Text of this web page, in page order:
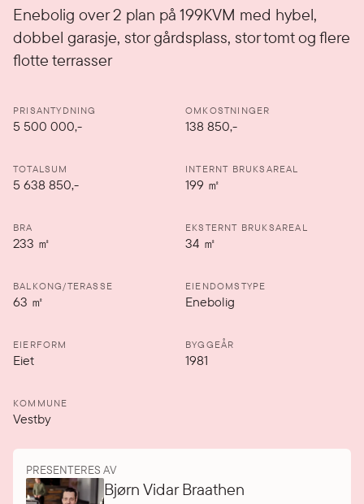
Enebolig over 2 plan på 199KVM med hybel,
dobbel garasje, stor gårdsplass, stor tomt og flere
flotte terrasser
Detaljer
PRISANTYDNING
5 500 000,-
OMKOSTNINGER
138 850,-
TOTALSUM
5 638 850,-
INTERNT BRUKSAREAL
199 ㎡
BRA
233 ㎡
EKSTERNT BRUKSAREAL
34 ㎡
BALKONG/TERASSE
63 ㎡
EIENDOMSTYPE
Enebolig
EIERFORM
Eiet
BYGGEÅR
1981
KOMMUNE
Vestby
PRESENTERES AV
Bjørn Vidar Braathen